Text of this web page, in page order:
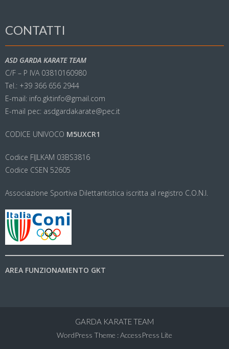
CONTATTI
ASD GARDA KARATE TEAM
C/F – P IVA 03810160980
Tel.: +39 366 656 2944
E-mail: info.gktinfo@gmail.com
E-mail pec: asdgardakarate@pec.it
CODICE UNIVOCO M5UXCR1
Codice FIJLKAM 03BS3816
Codice CSEN 52605
Associazione Sportiva Dilettantistica iscritta al registro C.O.N.I.
AREA FUNZIONAMENTO GKT
GARDA KARATE TEAM
WordPress Theme :AccessPress Lite